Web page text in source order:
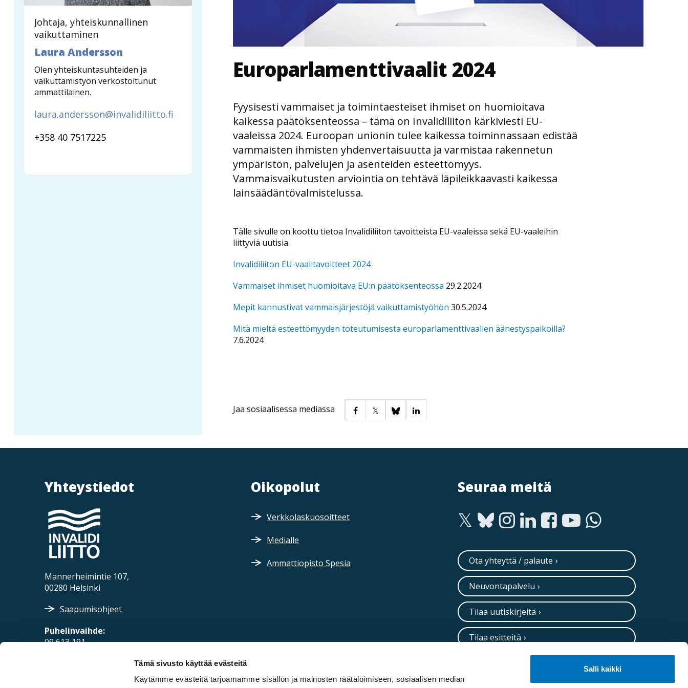
Tämä sivusto käyttää evästeitä
Käytämme evästeitä tarjoamamme sisällön ja mainosten räätälöimiseen, sosiaalisen median
Salli kaikki
Johtaja, yhteiskunnallinen
vaikuttaminen
Laura Andersson
Olen yhteiskuntasuhteiden ja
vaikuttamistyön verkostoitunut
ammattilainen.
laura.andersson@invalidiliitto.fi
+358 40 7517225
Europarlamenttivaalit 2024
Fyysisesti vammaiset ja toimintaesteiset ihmiset on huomioitava
kaikessa päätöksenteossa – tämä on Invalidiliiton kärkiviesti EU-
vaaleissa 2024. Euroopan unionin tulee kaikessa toiminnassaan edistää
vammaisten ihmisten yhdenvertaisuutta ja varmistaa rakennetun
ympäristön, palvelujen ja asenteiden esteettömyys.
Vammaisvaikutusten arviointia on tehtävä läpileikkaavasti kaikessa
lainsäädäntövalmistelussa.
Tälle sivulle on koottu tietoa Invalidiliiton tavoitteista EU-vaaleissa sekä EU-vaaleihin
liittyviä uutisia.
Invalidiliiton EU-vaalitavoitteet 2024
Vammaiset ihmiset huomioitava EU:n päätöksenteossa 29.2.2024
Mepit kannustivat vammaisjärjestöjä vaikuttamistyöhön 30.5.2024
Mitä mieltä esteettömyyden toteutumisesta europarlamenttivaalien äänestyspaikoilla?
7.6.2024
Jaa sosiaalisessa mediassa
Yhteystiedot
Mannerheimintie 107,
00280 Helsinki
Saapumisohjeet
Puhelinvaihde:
09 613 191
Oikopolut
Verkkolaskuosoitteet
Medialle
Ammattiopisto Spesia
Seuraa meitä
Ota yhteyttä / palaute
Neuvontapalvelu
Tilaa uutiskirjeitä
Tilaa esitteitä